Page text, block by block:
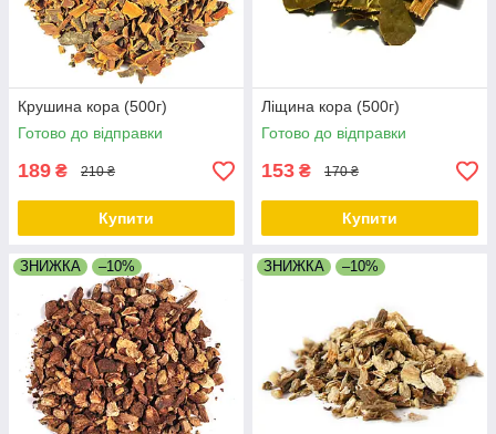
Крушина кора (500г)
Готово до відправки
189 ₴ 210 ₴
Купити
Ліщина кора (500г)
Готово до відправки
153 ₴ 170 ₴
Купити
ЗНИЖКА –10% ЗНИЖКА –10%